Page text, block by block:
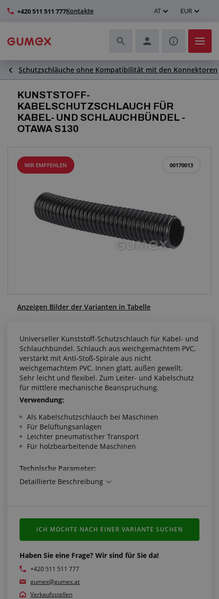
+420 511 511 777Kontakte AT EUR
Schläuche und deren Komplettierung
Profile und Herstellung von Dichtungen
Technische Kunststoffe
Verbesserung der Arbeitsumgebung
Weitere Gummi- und Kunststoffprodukte
Anfragezentrum
Schutzschläuche ohne Kompatibilität mit den Konnektoren
KUNSTSTOFF-
KABELSCHUTZSCHLAUCH FÜR
KABEL- UND SCHLAUCHBÜNDEL -
OTAWA S130
00170013
WIR EMPFEHLEN
Anzeigen Bilder der Varianten in Tabelle
Universeller Kunststoff-Schutzschlauch für Kabel- und
Schlauchbündel. Schlauch aus weichgemachtem PVC,
verstärkt mit Anti-Stoß-Spirale aus nicht
weichgemachtem PVC. Innen glatt, außen gewellt.
Sehr leicht und flexibel. Zum Leiter- und Kabelschutz
für mittlere mechanische Beanspruchung.
Verwendung:
Als Kabelschutzschlauch bei Maschinen
Für Belüftungsanlagen
Leichter pneumatischer Transport
Für holzbearbeitende Maschinen
Technische Parameter:
Sehr leicht und flexibel
Detaillierte Beschreibung
Haben Sie eine Frage? Wir sind für Sie da!
+420 511 511 777
gumex@gumex.at
Verkaufsstellen
ICH MÖCHTE NACH EINER VARIANTE SUCHEN